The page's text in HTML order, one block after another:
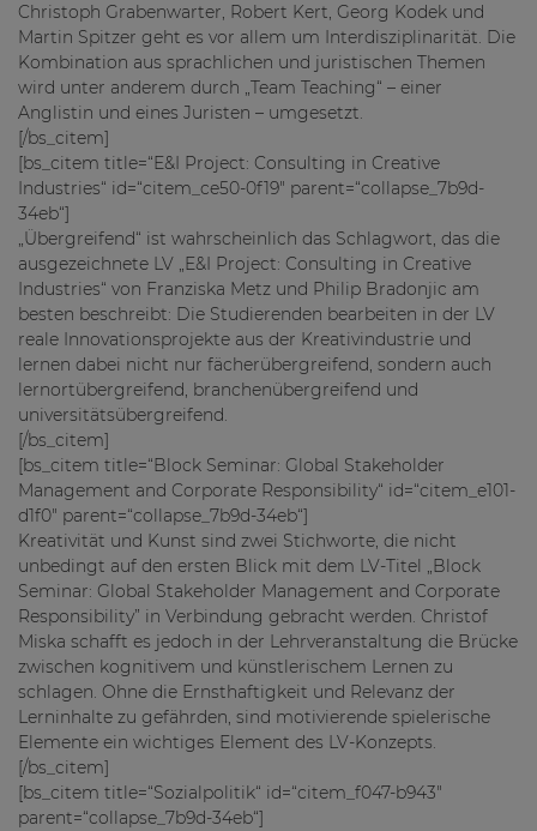
Christoph Grabenwarter, Robert Kert, Georg Kodek und
Martin Spitzer geht es vor allem um Interdisziplinarität. Die
Kombination aus sprachlichen und juristischen Themen
wird unter anderem durch „Team Teaching“ – einer
Anglistin und eines Juristen – umgesetzt.
[/bs_citem]
[bs_citem title=“E&I Project: Consulting in Creative
Industries“ id=“citem_ce50-0f19″ parent=“collapse_7b9d-
34eb“]
„Übergreifend“ ist wahrscheinlich das Schlagwort, das die
ausgezeichnete LV „E&I Project: Consulting in Creative
Industries“ von Franziska Metz und Philip Bradonjic am
besten beschreibt: Die Studierenden bearbeiten in der LV
reale Innovationsprojekte aus der Kreativindustrie und
lernen dabei nicht nur fächerübergreifend, sondern auch
lernortübergreifend, branchenübergreifend und
universitätsübergreifend.
[/bs_citem]
[bs_citem title=“Block Seminar: Global Stakeholder
Management and Corporate Responsibility“ id=“citem_e101-
d1f0″ parent=“collapse_7b9d-34eb“]
Kreativität und Kunst sind zwei Stichworte, die nicht
unbedingt auf den ersten Blick mit dem LV-Titel „Block
Seminar: Global Stakeholder Management and Corporate
Responsibility” in Verbindung gebracht werden. Christof
Miska schafft es jedoch in der Lehrveranstaltung die Brücke
zwischen kognitivem und künstlerischem Lernen zu
schlagen. Ohne die Ernsthaftigkeit und Relevanz der
Lerninhalte zu gefährden, sind motivierende spielerische
Elemente ein wichtiges Element des LV-Konzepts.
[/bs_citem]
[bs_citem title=“Sozialpolitik“ id=“citem_f047-b943″
parent=“collapse_7b9d-34eb“]